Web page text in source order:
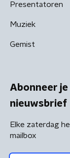
Presentatoren
Muziek
Gemist
Abonneer
nieuwsbrief
Elke zaterdag
mailbox